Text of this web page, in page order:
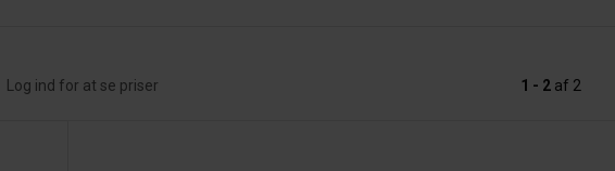
Log ind for at se priser 1 - 2af 2